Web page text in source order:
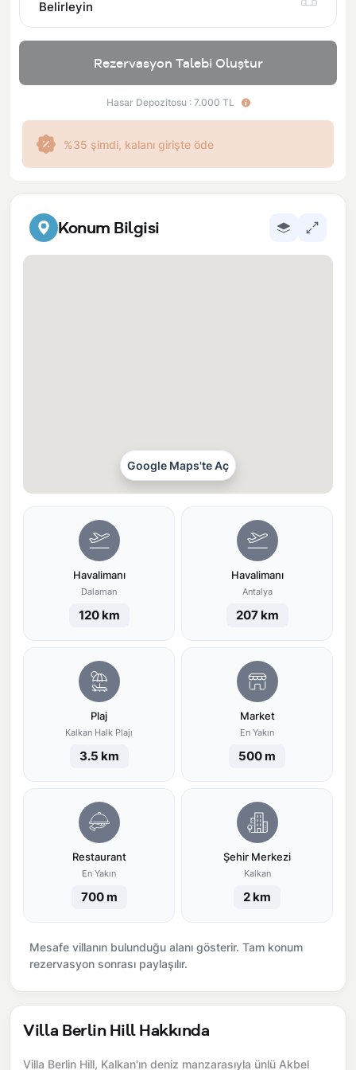
Konum Bilgisi
Google Maps'te Aç
Havalimanı
Dalaman
120 km
Havalimanı
Antalya
207 km
Plaj
Kalkan Halk Plajı
3.5 km
Market
En Yakın
500 m
Restaurant
En Yakın
700 m
Şehir Merkezi
Kalkan
2 km
Mesafe villanın bulunduğu alanı gösterir. Tam konum
rezervasyon sonrası paylaşılır.
Villa Berlin Hill Hakkında
Villa Berlin Hill, Kalkan'ın deniz manzarasıyla ünlü Akbel
Belirleyin
Rezervasyon Talebi Oluştur
Hasar Depozitosu : 7.000 TL
%35 şimdi, kalanı girişte öde